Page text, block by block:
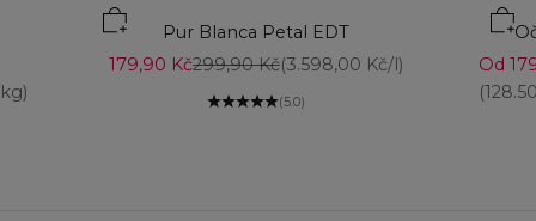
Pur Blanca Petal EDT
Prodejní cena
179,90 KčBěžná cena
299,90 Kč(3.598,00 Kč/l)
(5.0)
Od